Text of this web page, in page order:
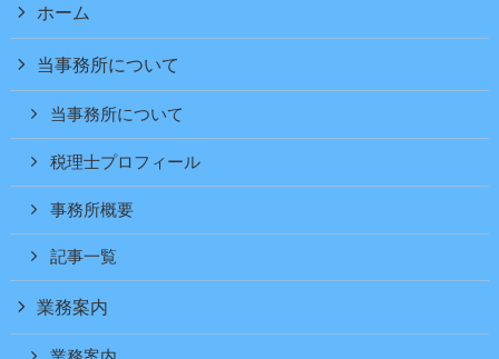
ホーム
当事務所について
当事務所について
税理士プロフィール
事務所概要
記事一覧
業務案内